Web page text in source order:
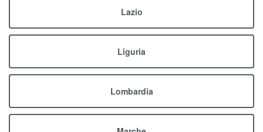
Lazio
Liguria
Lombardia